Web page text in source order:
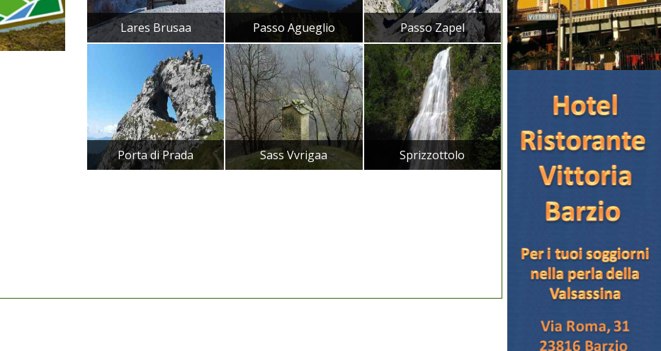
Lares Brusaa Passo Agueglio Passo Zapel
Porta di Prada Sass Vvrigaa Sprizzottolo